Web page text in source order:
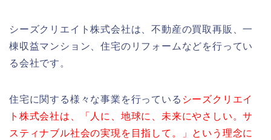
シーズクリエイト株式会社は、不動産の買取再販、一
棟収益マンション、住宅のリフォームなどを行ってい
る会社です。
住宅に関する様々な事業を行っている シーズクリエイ
ト株式会社は、「人に、地球に、未来にやさしい。サ
スティナブル社会の実現を目指して。」という理念に